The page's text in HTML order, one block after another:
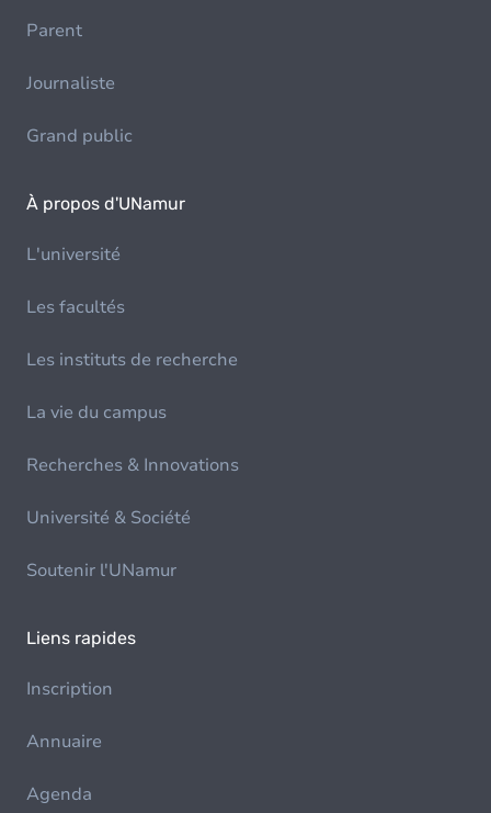
Parent
Journaliste
Grand public
À propos d'UNamur
L'université
Les facultés
Les instituts de recherche
La vie du campus
Recherches & Innovations
Université & Société
Soutenir l'UNamur
Liens rapides
Inscription
Annuaire
Agenda